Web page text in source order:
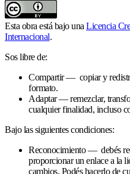
Esta obra está bajo una Licencia
Internacional.
Sos libre de:
Compartir — copiar y
formato.
Adaptar — remezclar,
cualquier finalidad, incluso
Bajo las siguientes condiciones:
Reconocimiento — debés
proporcionar un enlace a la
cambios. Podés hacerlo de